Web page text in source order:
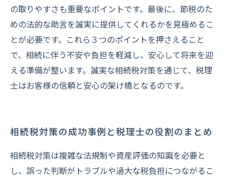
の取りやすさも重要なポイントです。最後に、節税のた
めの法的な助言を誠実に提供してくれるかを見極めるこ
とが必要です。これら３つのポイントを押さえること
で、相続に伴う不安や負担を軽減し、安心して将来を迎
える準備が整います。誠実な相続税対策を通じて、税理
士はお客様の信頼と安心の架け橋となるのです。
相続税対策の成功事例と税理士の役割のまとめ
相続税対策は複雑な法規制や資産評価の知識を必要と
し、誤った判断がトラブルや過大な税負担につながるこ